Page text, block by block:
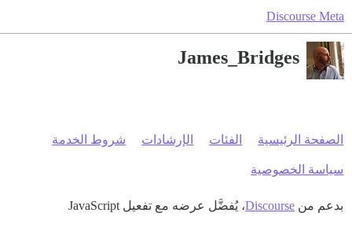
Discourse Meta
James_Bridges
الصفحة الرئيسية الفئات الإرشادات شروط الخدمة
سياسة الخصوصية
بدعم من Discourse، يُفضَّل عرضه مع تفعيل JavaScript